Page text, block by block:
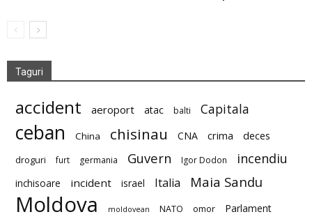
Taguri
accident aeroport atac balti Capitala
ceban China chisinau CNA crima deces
droguri furt germania Guvern Igor Dodon incendiu
inchisoare incident israel Italia Maia Sandu
Moldova moldovean NATO omor Parlament